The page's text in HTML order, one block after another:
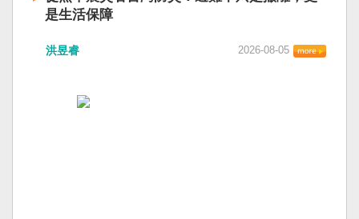
是生活保障
洪昱睿 2026-08-05